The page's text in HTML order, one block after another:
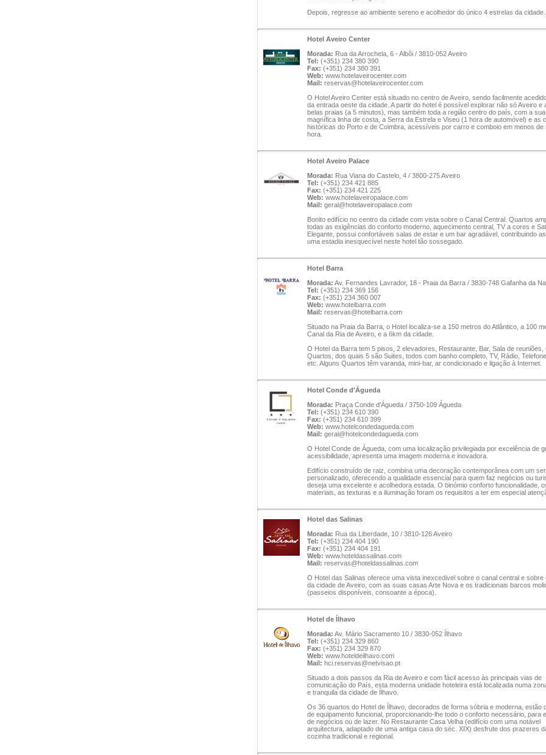
Depois, regresse ao ambiente sereno e acolhedor do único 4 estrelas da cidade.
Hotel Aveiro Center
Morada: Rua da Arrochela, 6 - Albôi / 3810-052 Aveiro
Tel: (+351) 234 380 390
Fax: (+351) 234 380 391
Web: www.hotelaveirocenter.com
Mail: reservas@hotelaveirocenter.com
O Hotel Aveiro Center está situado no centro de Aveiro, sendo facilmente
da entrada oeste da cidade. A partir do hotel é possível explorar não só Aveiro e
belas praias (a 5 minutos), mas também toda a região centro do país, com a sua
magnífica linha de costa, a Serra da Estrela e Viseu (1 hora de automóvel) e as
históricas do Porto e de Coimbra, acessíveis por carro e comboio em menos de
hora.
Hotel Aveiro Palace
Morada: Rua Viana do Castelo, 4 / 3800-275 Aveiro
Tel: (+351) 234 421 885
Fax: (+351) 234 421 225
Web: www.hotelaveiropalace.com
Mail: geral@hotelaveiropalace.com
Bonito edifício no centro da cidade com vista sobre o Canal Central. Quartos
todas as exigências do conforto moderno, aquecimento central, TV a cores e
Elegante, possui confortáveis salas de estar e um bar agradável, contribuindo
uma estadia inesquecível neste hotel tão sossegado.
Hotel Barra
Morada: Av. Fernandes Lavrador, 18 - Praia da Barra / 3830-748 Gafanha da
Tel: (+351) 234 369 156
Fax: (+351) 234 360 007
Web: www.hotelbarra.com
Mail: reservas@hotelbarra.com
Situado na Praia da Barra, o Hotel localiza-se a 150 metros do Atlântico, a 100
Canal da Ria de Aveiro, e a 6km da cidade.
O Hotel da Barra tem 5 pisos, 2 elevadores, Restaurante, Bar, Sala de reuniões,
Quartos, dos quais 5 são Suites, todos com banho completo, TV, Rádio,
etc. Alguns Quartos têm varanda, mini-bar, ar condicionado e ligação à Internet.
Hotel Conde d'Águeda
Morada: Praça Conde d'Águeda / 3750-109 Águeda
Tel: (+351) 234 610 390
Fax: (+351) 234 610 399
Web: www.hotelcondedagueda.com
Mail: geral@hotelcondedagueda.com
O Hotel Conde de Águeda, com uma localização privilegiada por excelência de
acessibilidade, apresenta uma imagem moderna e inovadora.
Edifício construído de raiz, combina uma decoração contemporânea com um
personalizado, oferecendo a qualidade essencial para quem faz negócios ou
deseja uma excelente e acolhedora estada. O binómio conforto funcionalidade,
materiais, as texturas e a iluminação foram os requisitos a ter em especial
Hotel das Salinas
Morada: Rua da Liberdade, 10 / 3810-126 Aveiro
Tel: (+351) 234 404 190
Fax: (+351) 234 404 191
Web: www.hoteldassalinas.com
Mail: reservas@hoteldassalinas.com
O Hotel das Salinas oferece uma vista inexcedivel sobre o canal central e sobre
da cidade de Aveiro, com as suas casas Arte Nova e os tradicionais barcos
(passeios disponíveis, consoante a época).
Hotel de Ílhavo
Morada: Av. Mário Sacramento 10 / 3830-052 Ílhavo
Tel: (+351) 234 329 860
Fax: (+351) 234 329 870
Web: www.hoteldeilhavo.com
Mail: hci.reservas@netvisao.pt
Situado a dois passos da Ria de Aveiro e com fácil acesso às principais vias de
comunicação do País, esta moderna unidade hoteleira está localizada numa
e tranquila da cidade de Ílhavo.
Os 36 quartos do Hotel de Ílhavo, decorados de forma sóbria e moderna, estão
de equipamento funcional, proporcionando-lhe todo o conforto necessário, para
de negócios ou de lazer. No Restaurante Casa Velha (edifício com uma notável
arquitectura, adaptado de uma antiga casa do séc. XIX) desfrute dos prazeres
cozinha tradicional e regional.